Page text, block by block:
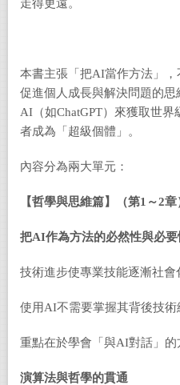
走得更遠。
本書主張「把AI當作方法」
促進個人成長與解決問題的
AI（如ChatGPT）來獲取世
者成為「超級個體」。
內容分為兩大單元：
【哲學與思維篇】（第1 ～2章
把AI作為方法的必然性與必要
技術進步使專業技能逐漸社會
使用AI不需要掌握其背後技術
重點在於學會「與AI對話」的
演算法與哲學的貫通